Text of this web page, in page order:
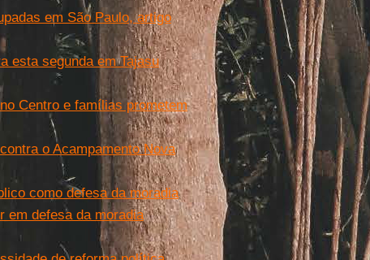
em São Paulo, artigo
esta segunda em Tajasu
Centro e famílias prometem
o Acampamento Nova
como defesa da moradia
em defesa da moradia